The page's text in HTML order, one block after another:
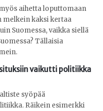
aihetta loputtomaan
melkein kaksi kertaa
Suomessa, vaikka siellä
Tällaisia
vaikutti politiikka
syöpää
Räikein esimerkki